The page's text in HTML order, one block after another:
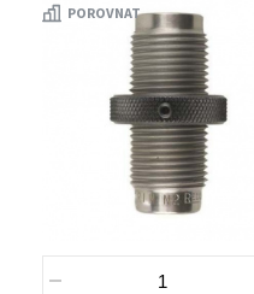
POROVNAT